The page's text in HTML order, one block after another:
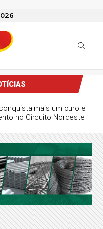
mais um ouro e
no Circuito Nordeste